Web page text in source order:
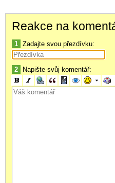
Reakce na
1 Zadajte svou přezdívku:
2 Napište svůj komentář: